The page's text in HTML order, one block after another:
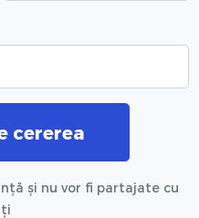
cererea
și nu vor fi partajate cu